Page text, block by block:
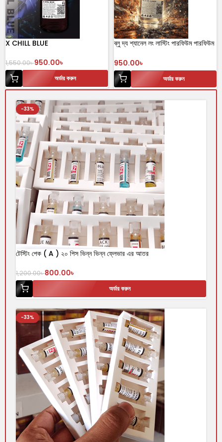
X CHILL BLUE
1,550.00৳950.00৳
অর্ডার করুন
ব্লু দ্য শ্যানেল লং লাস্টিং পারফিউম পারফিউম
৳
অর্ডার করুন
-33%
টেস্টিং পেক ( A ) ২০ পিস ভিন্ন ভিন্ন ফ্লেভার এর আতর
1,200.00৳800.00৳
অর্ডার করুন
-33%